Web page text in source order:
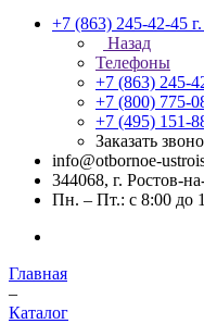
+7 (863) 245-42-45
Назад
Телефоны
+7 (863) 245-
+7 (800) 775-
+7 (495) 151-
Заказать
info@otbornoe-
344068, г. Ростов-
Пн. – Пт.: с 8:00 до
Главная
–
Каталог